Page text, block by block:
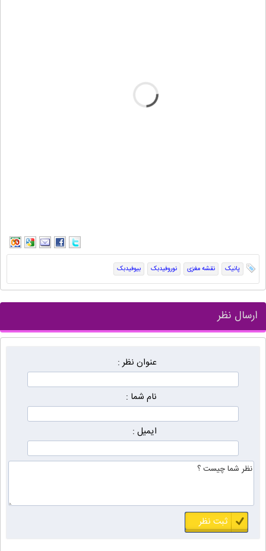
پانیک نقشه مغزی نوروفیدبک بیوفیدبک
ارسال نظر
عنوان نظر :
نام شما :
ایمیل :